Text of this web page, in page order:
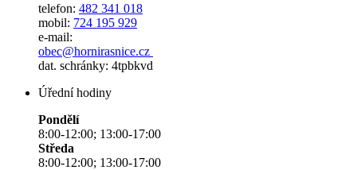
telefon: 482 341 018
mobil: 724 195 929
e-mail:
obec@hornirasnice.cz
dat. schránky: 4tpbkvd
Úřední hodiny
Pondělí
8:00-12:00; 13:00-17:00
Středa
8:00-12:00; 13:00-17:00